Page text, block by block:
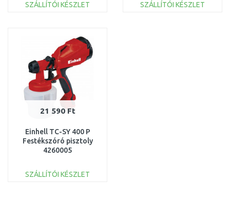
SZÁLLÍTÓI KÉSZLET
Összehasonlítás
SZÁLLÍTÓI KÉSZLET
21 590 Ft
Einhell TC-SY 400 P
Festékszóró pisztoly
4260005
SZÁLLÍTÓI KÉSZLET